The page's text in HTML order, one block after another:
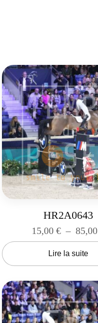
HR2A0643
15,00 € – 85,00
Lire la suite